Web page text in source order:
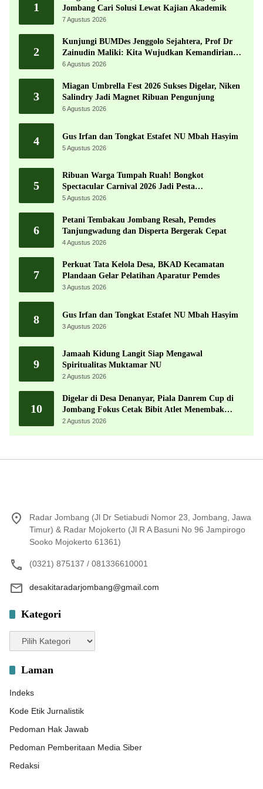
1
Jombang Cari Solusi Lewat Kajian Akademik
7 Agustus 2026
2
Kunjungi BUMDes Jenggolo Sejahtera, Prof Dr
Zainudin Maliki: Kita Wujudkan Kemandirian
Ekonomi dengan Potensi Desa
6 Agustus 2026
3
Miagan Umbrella Fest 2026 Sukses Digelar, Niken
Salindry Jadi Magnet Ribuan Pengunjung
6 Agustus 2026
4 Gus Irfan dan Tongkat Estafet NU Mbah Hasyim
5 Agustus 2026
5
Ribuan Warga Tumpah Ruah! Bongkot
Spectacular Carnival 2026 Jadi Pesta
Kemerdekaan Terbesar di Peterongan
5 Agustus 2026
6
Petani Tembakau Jombang Resah, Pemdes
Tanjungwadung dan Disperta Bergerak Cepat
4 Agustus 2026
7
Perkuat Tata Kelola Desa, BKAD Kecamatan
Plandaan Gelar Pelatihan Aparatur Pemdes
3 Agustus 2026
8 Gus Irfan dan Tongkat Estafet NU Mbah Hasyim
3 Agustus 2026
9
Jamaah Kidung Langit Siap Mengawal
Spiritualitas Muktamar NU
2 Agustus 2026
10
Digelar di Desa Denanyar, Piala Danrem Cup di
Jombang Fokus Cetak Bibit Atlet Menembak
Berprestasi
2 Agustus 2026
Radar Jombang (Jl Dr Setiabudi Nomor 23, Jombang, Jawa
Timur) & Radar Mojokerto (Jl R A Basuni No 96 Jampirogo
Sooko Mojokerto 61361)
(0321) 875137 / 081336610001
desakitaradarjombang@gmail.com
Kategori
Kategori
Laman
Indeks
Kode Etik Jurnalistik
Pedoman Hak Jawab
Pedoman Pemberitaan Media Siber
Redaksi